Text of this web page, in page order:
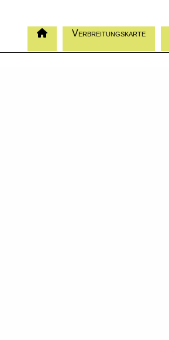
Verbreitungskarte